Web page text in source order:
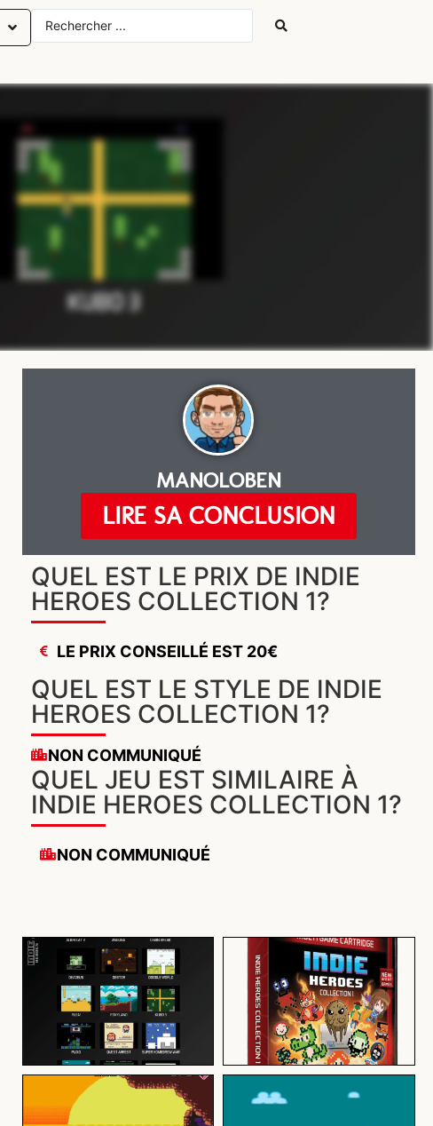
MANOLOBEN
LIRE SA CONCLUSION
QUEL EST LE PRIX DE INDIE
HEROES COLLECTION 1?
LE PRIX CONSEILLÉ EST 20€
QUEL EST LE STYLE DE INDIE
HEROES COLLECTION 1?
NON COMMUNIQUÉ
QUEL JEU EST SIMILAIRE À
INDIE HEROES COLLECTION 1?
NON COMMUNIQUÉ